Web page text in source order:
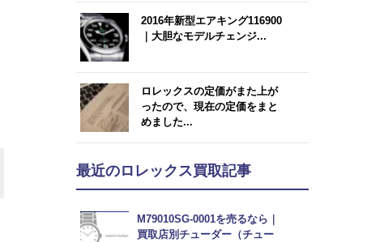
2016年新型エアキング116900
｜大胆なモデルチェンジ...
ロレックスの定価がまた上が
ったので、現在の定価をまと
めました...
最近のロレックス買取記事
M79010SG-0001を売るなら｜
買取店別チューダー（チュー